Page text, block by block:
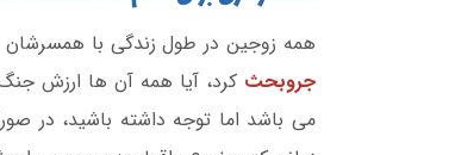
همه زوجین در طول زندگی با همسرشان
جروبحث کرد، آیا همه آن ها ارزش
می باشد اما توجه داشته باشید، در